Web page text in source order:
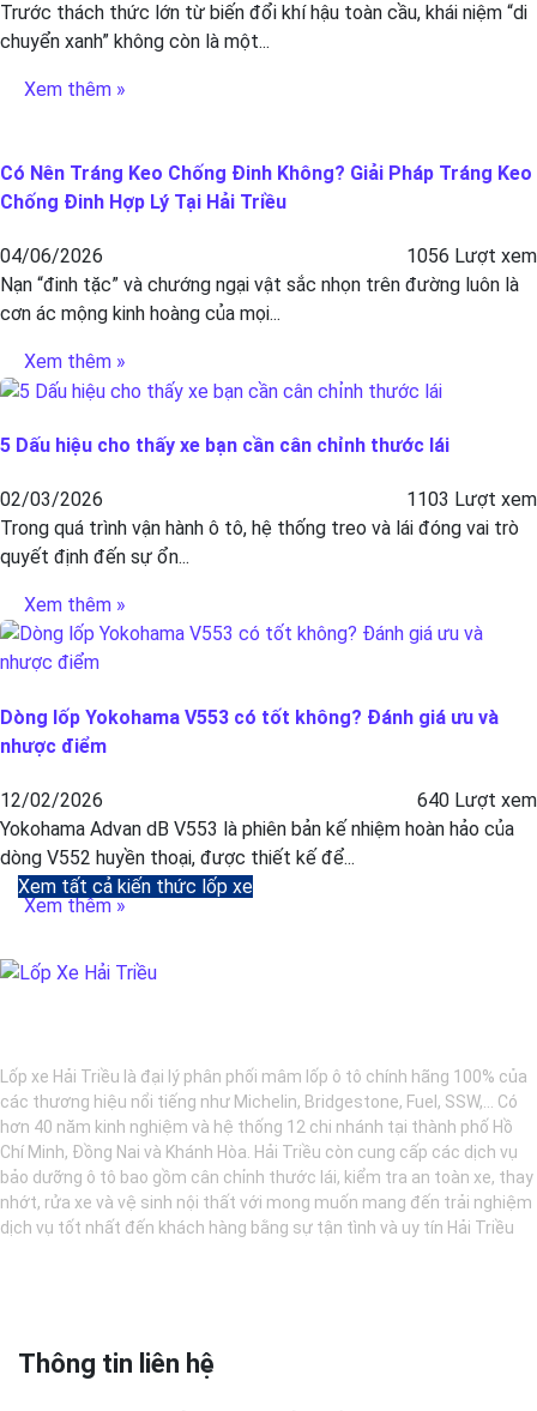
Trước thách thức lớn từ biến đổi khí hậu toàn cầu, khái niệm “di
chuyển xanh” không còn là một...
Xem thêm »
Có Nên Tráng Keo Chống Đinh Không? Giải Pháp Tráng Keo
Chống Đinh Hợp Lý Tại Hải Triều
04/06/2026
1056 Lượt xem
Nạn “đinh tặc” và chướng ngại vật sắc nhọn trên đường luôn là
cơn ác mộng kinh hoàng của mọi...
Xem thêm »
5 Dấu hiệu cho thấy xe bạn cần cân chỉnh thước lái
02/03/2026
1103 Lượt xem
Trong quá trình vận hành ô tô, hệ thống treo và lái đóng vai trò
quyết định đến sự ổn...
Xem thêm »
Dòng lốp Yokohama V553 có tốt không? Đánh giá ưu và
nhược điểm
12/02/2026
640 Lượt xem
Yokohama Advan dB V553 là phiên bản kế nhiệm hoàn hảo của
dòng V552 huyền thoại, được thiết kế để...
Xem thêm »
Xem tất cả kiến thức lốp xe
Lốp xe Hải Triều là đại lý phân phối mâm lốp ô tô chính hãng 100% của
các thương hiệu nổi tiếng như Michelin, Bridgestone, Fuel, SSW,... Có
hơn 40 năm kinh nghiệm và hệ thống 12 chi nhánh tại thành phố Hồ
Chí Minh, Đồng Nai và Khánh Hòa. Hải Triều còn cung cấp các dịch vụ
bảo dưỡng ô tô bao gồm cân chỉnh thước lái, kiểm tra an toàn xe, thay
nhớt, rửa xe và vệ sinh nội thất với mong muốn mang đến trải nghiệm
dịch vụ tốt nhất đến khách hàng bằng sự tận tình và uy tín Hải Triều
Thông tin liên hệ